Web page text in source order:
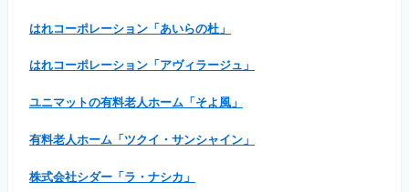
はれコーポレーション「あいらの杜」
はれコーポレーション「アヴィラージュ」
ユニマットの有料老人ホーム「そよ風」
有料老人ホーム「ツクイ・サンシャイン」
株式会社シダー「ラ・ナシカ」